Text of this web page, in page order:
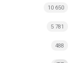
10 650
5 781
488